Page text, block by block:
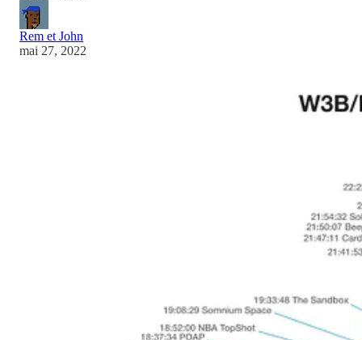
Rem et John
mai 27, 2022